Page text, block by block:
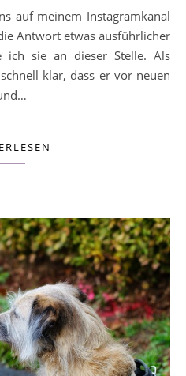
Antwort etwas ausführlicher
ich sie an dieser Stelle. Als
klar, dass er vor neuen